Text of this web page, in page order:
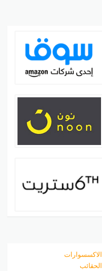
الاكسسوارات
الحقائب